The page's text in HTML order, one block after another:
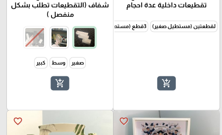
تقطيعات داخلية عدة احجام
لقطعتين (مستطيل صغير) 3قطع (مستطيل وسط) 4قطع (مستطيل كبير)
add_shopping_cart
شفاف (التقطيعات تطلب بشكل
منفصل )
صغير وسط كبير
add_shopping_cart
favorite_border
favorite_border